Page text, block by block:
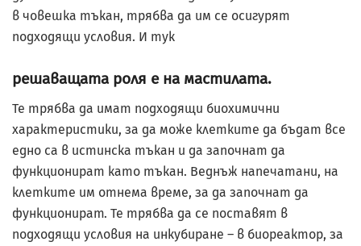
в човешка тъкан, трябва да им се осигурят
подходящи условия. И тук
решаващата роля е на мастилата.
Те трябва да имат подходящи биохимични
характеристики, за да може клетките да бъдат все
едно са в истинска тъкан и да започнат да
функционират като тъкан. Веднъж напечатани, на
клетките им отнема време, за да започнат да
функционират. Те трябва да се поставят в
подходящи условия на инкубиране – в биореактор, за